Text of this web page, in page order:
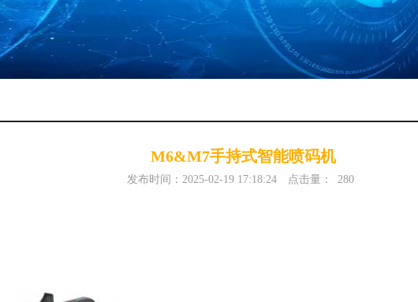
M6&M7手持式智能喷码机
发布时间：2025-02-19 17:18:24 点击量： 280